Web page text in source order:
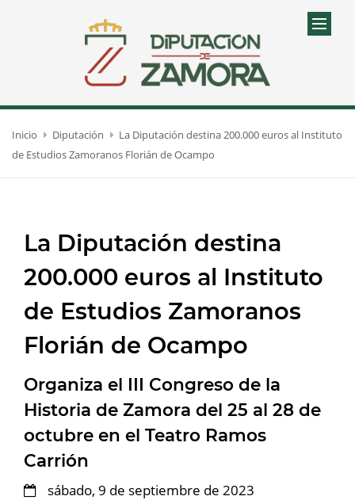
Inicio Diputación
La Diputación destina 200.000 euros al Instituto
de Estudios Zamoranos Florián de Ocampo
La Diputación destina
200.000 euros al Instituto
de Estudios Zamoranos
Florián de Ocampo
Organiza el III Congreso de la
Historia de Zamora del 25 al 28 de
octubre en el Teatro Ramos
Carrión
sábado, 9 de septiembre de 2023